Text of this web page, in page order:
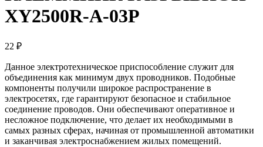
XY2500R-A-03P
22 ₽
Данное электротехническое приспособление служит для
объединения как минимум двух проводников. Подобные
компоненты получили широкое распространение в
электросетях, где гарантируют безопасное и стабильное
соединение проводов. Они обеспечивают оперативное и
несложное подключение, что делает их необходимыми в
самых разных сферах, начиная от промышленной автоматики
и заканчивая электроснабжением жилых помещений.